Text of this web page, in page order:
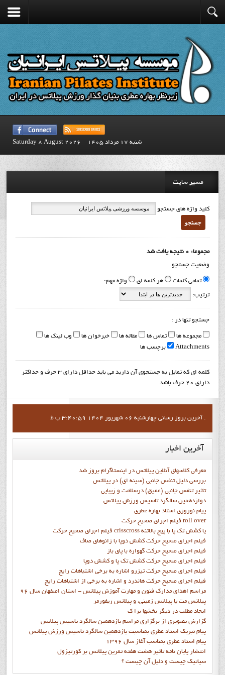
شنبه 17 مرداد 1405 Saturday 8 August 2026
مسیر سایت
کلید واژه های جستجو
جستجو
مجموعا: 0 نتیجه یافت شد
وضعیت جستجو
تمامی کلمات هر کلمه ای واژه مهم:
ترتیب:
جستجو تنها در :
مجموعه ها تماس ها مقاله ها خبرخوان ها
وب لینک ها
Attachments
برچسب ها
کلمه ای که تمایل به جستجوی آن دارید می باید حداقل دارای 3 حرف و حداکثر
دارای 20 حرف باشد
آخرين بروز رساني چهارشنبه 06 شهریور 1404 3:40:59 ب ظ .
آخرین اخبار
معرفی کلاسهای آنلاین پیلاتس در اینستاگرام بروز شد
بررسی دلیل تنفس جانبی (سینه ای) در پیلاتس
تاثیر تنفس جانبی (عمیق) درسلامت و زیبایی
دوازدهمين سالگرد تاسيس ورزش پيلاتس
پيام نوروزي استاد بهاره عطري
فيلم اجراي صحيح حرکت roll over
فيلم اجراي صحيح حركت crisscross يا كشش تك پا با پيچ بالاتنه
فيلم اجراي صحيح حرکت كشش دوپا با زانوهاي صاف
فيلم اجراي صحيح حرکت گهواره با پاي باز
فيلم اجراي صحيح حرکت کشش تک پا و کشش دوپا
فيلم اجراي صحيح حرکت تيزرو اشاره به برخي اشتباهات رايج
فيلم اجراي صحيح حرکت هاندرد و اشاره به برخي از اشتباهات رايج
مراسم اهدای مدارک فنون و مهارت آموزش پیلاتس - استان اصفهان سال 96
پیلاتس مت یا پیلاتس زمینی، و پیلاتس ریفورمر
ايجاد مطلب در ديگر بخشها برا ک
گزارش تصويري از برگزاري مراسم يازدهمين سالگرد تاسيس پيلاتس
پيام تبريک استاد عطري بمناسبت يازدهمين سالگرد تاسيس ورزش پيلاتس
پيام استاد عطري بمناسب آغاز سال 1396
انتشار پايان نامه تاثیر هشت هفته تمرین پیلاتس بر کورتیزول
سیاتیک چیست و دلیل آن چیست ؟